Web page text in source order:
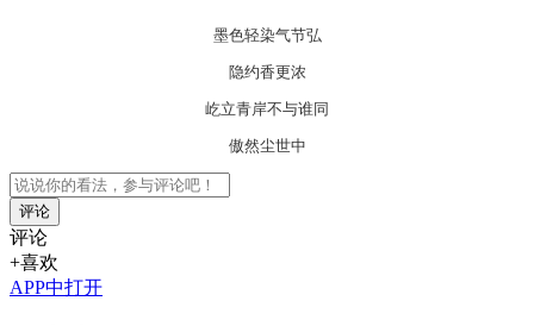
墨色轻染气节弘
隐约香更浓
屹立青岸不与谁同
傲然尘世中
评论
评论
+喜欢
APP中打开